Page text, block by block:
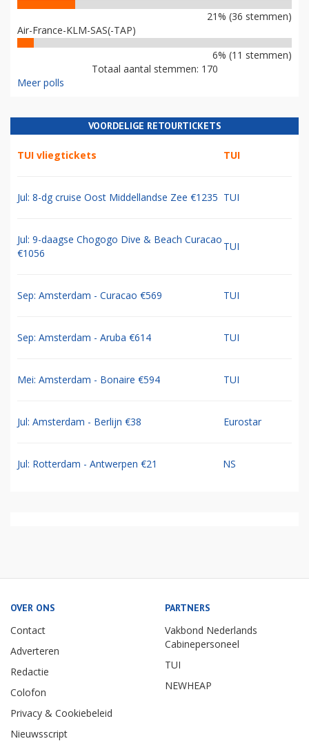
21% (36 stemmen)
Air-France-KLM-SAS(-TAP)
6% (11 stemmen)
Totaal aantal stemmen: 170
Meer polls
VOORDELIGE RETOURTICKETS
TUI vliegtickets TUI
Jul: 8-dg cruise Oost Middellandse Zee €1235 TUI
Jul: 9-daagse Chogogo Dive & Beach Curacao
€1056
TUI
Sep: Amsterdam - Curacao €569 TUI
Sep: Amsterdam - Aruba €614 TUI
Mei: Amsterdam - Bonaire €594 TUI
Jul: Amsterdam - Berlijn €38 Eurostar
Jul: Rotterdam - Antwerpen €21 NS
OVER ONS
Contact
Adverteren
Redactie
Colofon
Privacy & Cookiebeleid
Nieuwsscript
PARTNERS
Vakbond Nederlands
Cabinepersoneel
TUI
NEWHEAP